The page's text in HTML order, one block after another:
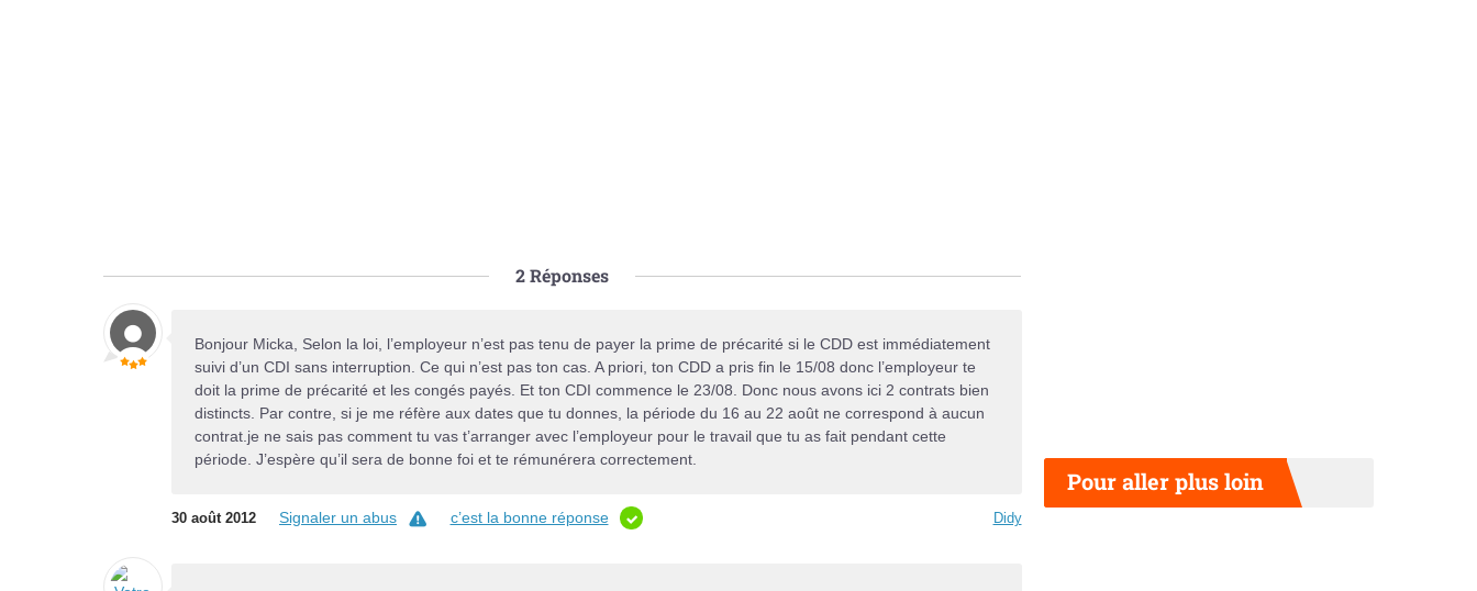
2Réponses
Bonjour Micka, Selon la loi, l’employeur n’est pas tenu de payer la prime de précarité si le CDD est immédiatement
suivi d’un CDI sans interruption. Ce qui n’est pas ton cas. A priori, ton CDD a pris fin le 15/08 donc l’employeur te
doit la prime de précarité et les congés payés. Et ton CDI commence le 23/08. Donc nous avons ici 2 contrats bien
distincts. Par contre, si je me réfère aux dates que tu donnes, la période du 16 au 22 août ne correspond à aucun
contrat.je ne sais pas comment tu vas t’arranger avec l’employeur pour le travail que tu as fait pendant cette
période. J’espère qu’il sera de bonne foi et te rémunérera correctement.
30 août 2012 Signaler un abus c’est la bonne réponse Didy
Pour aller plus loin